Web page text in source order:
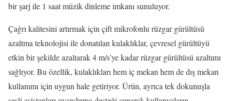
bir şarj ile 1 saat müzik dinleme imkanı sunuluyor.
Çağrı kalitesini artırmak için çift mikrofonlu rüzgar gürültüsü
azaltma teknolojisi ile donatılan kulaklıklar, çevresel gürültüyü
etkin bir şekilde azaltarak 4 m/s’ye kadar rüzgar gürültüsü azaltımı
sağlıyor. Bu özellik, kulaklıkları hem iç mekan hem de dış mekan
kullanımı için uygun hale getiriyor. Ürün, ayrıca tek dokunuşla